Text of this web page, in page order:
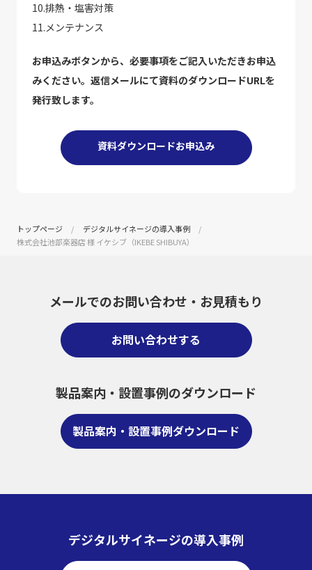
10.排熱・塩害対策
11.メンテナンス
お申込みボタンから、必要事項をご記入いただきお申込
みください。返信メールにて資料のダウンロードURLを
発行致します。
資料ダウンロードお申込み
トップページ
デジタルサイネージの導入事例
株式会社池部楽器店 様 イケシブ（IKEBE SHIBUYA）
メールでのお問い合わせ・ お見積もり
お問い合わせする
製品案内・設置事例のダウンロード
製品案内・設置事例ダウンロード
デジタルサイネージの導入事例